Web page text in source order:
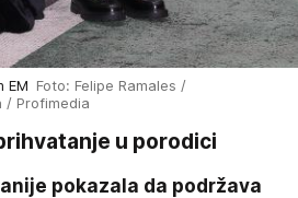
EM Foto: Felipe Ramales /
/ Profimedia
u porodici
pokazala da podržava